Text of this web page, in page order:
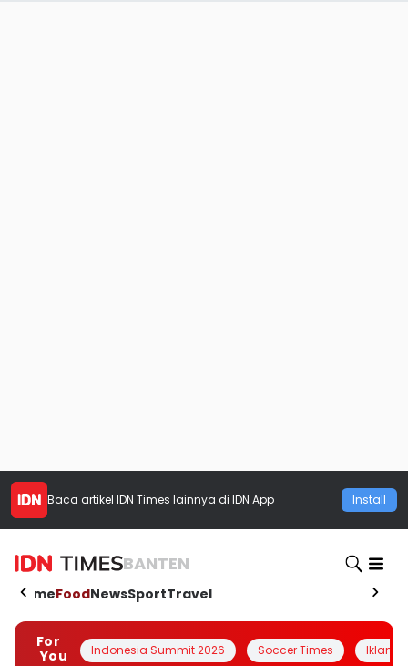
Baca artikel IDN Times lainnya di IDN App Install
BANTEN
HomeFoodNewsSportTravel
For
You
Indonesia Summit 2026 Soccer Times Iklanin